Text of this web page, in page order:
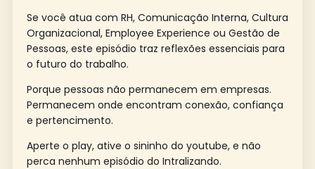
Se você atua com RH, Comunicação Interna, Cultura
Organizacional, Employee Experience ou Gestão de
Pessoas, este episódio traz reflexões essenciais para
o futuro do trabalho.
Porque pessoas não permanecem em empresas.
Permanecem onde encontram conexão, confiança
e pertencimento.
Aperte o play, ative o sininho do youtube, e não
perca nenhum episódio do Intralizando.